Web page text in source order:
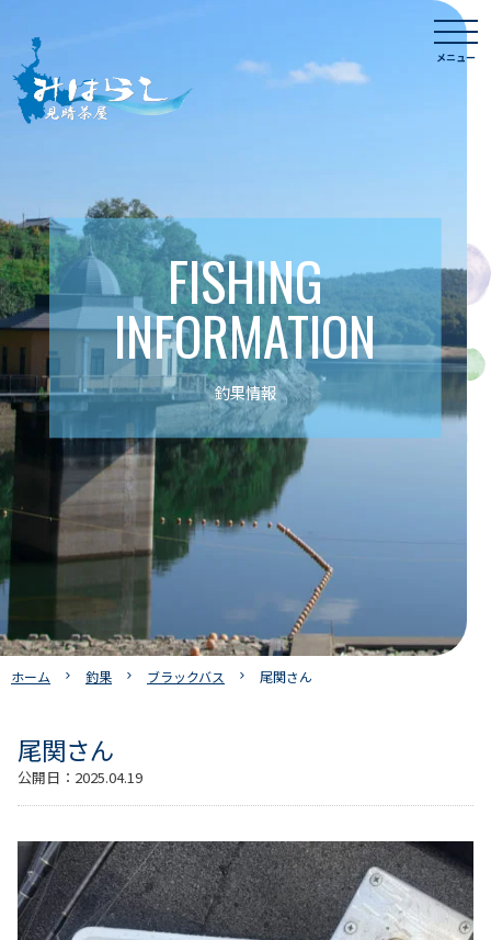
content
メニュー
FISHING
INFORMATION
釣果情報
ホーム 釣果 ブラックバス 尾関さん
尾関さん
公開日： 2025.04.19